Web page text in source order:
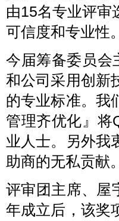
由15名专业评审
可信度和专业性。
今届筹备委员会
和公司采用创新
的专业标准。我
管理齐优化』将
业人士。另外我
助商的无私贡献
评审团主席、屋
年成立后，该奖